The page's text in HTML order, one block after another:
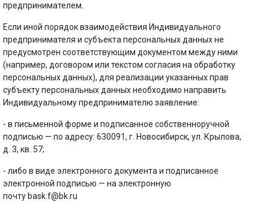
предпринимателем.
Если иной порядок взаимодействия Индивидуального
предпринимателя и субъекта персональных данных не
предусмотрен соответствующим документом между ними
(например, договором или текстом согласия на обработку
персональных данных), для реализации указанных прав
субъекту персональных данных необходимо направить
Индивидуальному предпринимателю заявление:
- в письменной форме и подписанное собственноручной
подписью — по адресу: 630091, г. Новосибирск, ул. Крылова,
д. 3, кв. 57;
- либо в виде электронного документа и подписанное
электронной подписью — на электронную
почту bask.f@bk.ru